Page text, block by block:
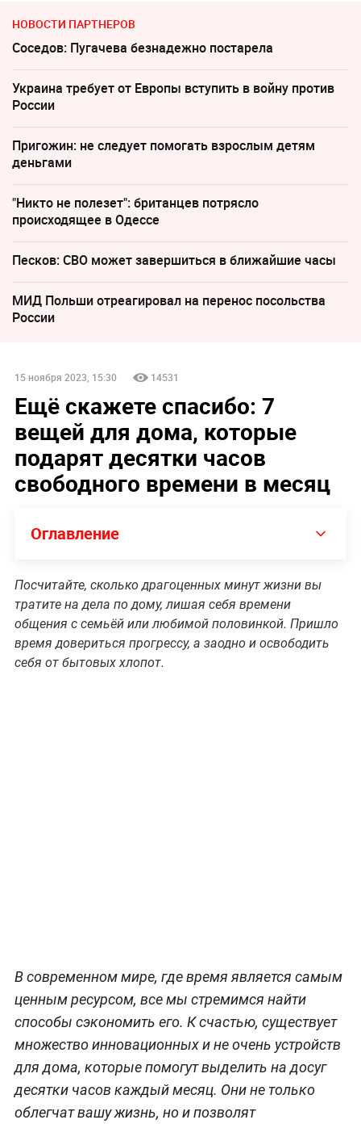
НОВОСТИ ПАРТНЕРОВ
Соседов: Пугачева безнадежно постарела
Украина требует от Европы вступить в войну против
России
Пригожин: не следует помогать взрослым детям
деньгами
"Никто не полезет": британцев потрясло
происходящее в Одессе
Песков: СВО может завершиться в ближайшие часы
МИД Польши отреагировал на перенос посольства
России
15 ноября 2023, 15:30 14531
Ещё скажете спасибо: 7
вещей для дома, которые
подарят десятки часов
свободного времени в месяц
Оглавление
Посчитайте, сколько драгоценных минут жизни вы
тратите на дела по дому, лишая себя времени
общения с семьёй или любимой половинкой. Пришло
время довериться прогрессу, а заодно и освободить
себя от бытовых хлопот.
В современном мире, где время является самым
ценным ресурсом, все мы стремимся найти
способы сэкономить его. К счастью, существует
множество инновационных и не очень устройств
для дома, которые помогут выделить на досуг
десятки часов каждый месяц. Они не только
облегчат вашу жизнь, но и позволят